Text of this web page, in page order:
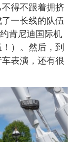
得不跟着拥挤
一长线的队伍
肯尼迪国际机
）。然后，到
表演，还有很